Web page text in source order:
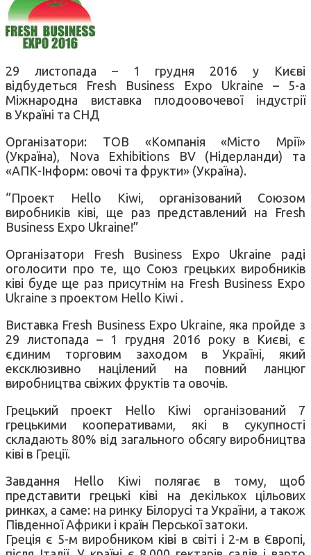
29 листопада – 1 грудня 2016 у Києві
відбудеться Fresh Business Expo Ukraine – 5-а
Міжнародна виставка плодоовочевої індустрії
в Україні та СНД
Організатори: ТОВ «Компанія «Місто Мрії»
(Україна), Nova Exhibitions BV (Нідерланди) та
«АПК-Інформ: овочі та фрукти» (Україна).
“Проект Hello Kiwi, організований Союзом
виробників ківі, ще раз представлений на Fresh
Business Expo Ukraine!”
Організатори Fresh Business Expo Ukraine раді
оголосити про те, що Союз грецьких виробників
ківі буде ще раз присутнім на Fresh Business Expo
Ukraine з проектом Hello Kiwi .
Виставка Fresh Business Expo Ukraine, яка пройде з
29 листопада – 1 грудня 2016 року в Києві, є
єдиним торговим заходом в Україні, який
ексклюзивно націлений на повний ланцюг
виробництва свіжих фруктів та овочів.
Грецький проект Hello Kiwi організований 7
грецькими кооперативами, які в сукупності
складають 80% від загального обсягу виробництва
ківі в Греції.
Завдання Hello Kiwi полягає в тому, щоб
представити грецькі ківі на декількох цільових
ринках, а саме: на ринку Білорусі та України, а також
Південної Африки і країн Перської затоки.
Греція є 5-м виробником ківі в світі і 2-м в Європі,